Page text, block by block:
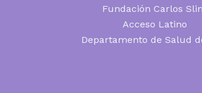
Fundación Carlos
Acceso Latino
Departamento de Salud